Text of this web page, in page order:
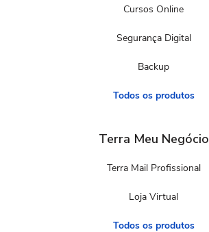
Cursos Online
Segurança Digital
Backup
Todos os produtos
Terra Meu Negócio
Terra Mail Profissional
Loja Virtual
Todos os produtos